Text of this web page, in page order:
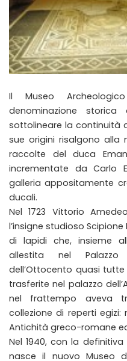
Il Museo
denominazione
sottolineare la continuità
sue origini risalgono alla
raccolte del duca
incrementate da Carlo
galleria appositamente
ducali.
Nel 1723 Vittorio
l’insigne studioso
di lapidi che, insieme
allestita nel Palazzo
dell’Ottocento quasi
trasferite nel palazzo
nel frattempo aveva
collezione di reperti
Antichità greco-romane
Nel 1940, con la
nasce il nuovo Museo